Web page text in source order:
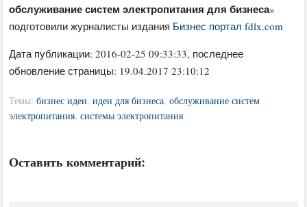
обслуживание систем электропитания для бизнеса»
подготовили журналисты издания Бизнес портал fdlx.com
Дата публикации:2016-02-25 09:33:33, последнее
обновление страницы: 19.04.2017 23:10:12
Темы:бизнес идеи,идеи для бизнеса,обслуживание систем
электропитания,системы электропитания
Оставить комментарий: